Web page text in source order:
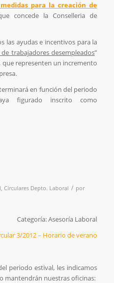
para la creación de
concede la Conselleria de
las ayudas e incentivos para la
trabajadores desempleados”
que representen un incremento
en función del periodo
figurado inscrito como
, Circulares Depto. Laboral / por
Categoría: Asesoría Laboral
3/2012 – Horario de verano
periodo estival, les indicamos
mantendrán nuestras oficinas: